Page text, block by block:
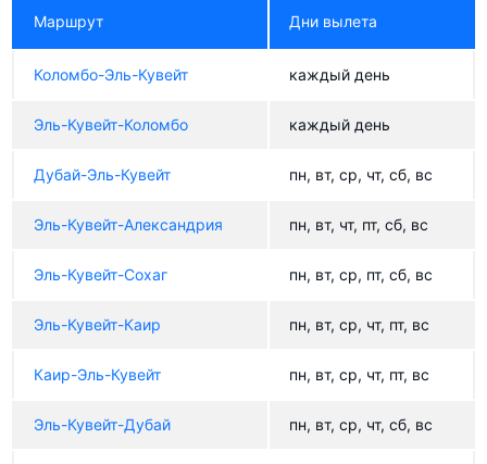
Маршрут Дни вылета
Коломбо-Эль-Кувейт каждый день
Эль-Кувейт-Коломбо каждый день
Дубай-Эль-Кувейт пн, вт, ср, чт, сб, вс
Эль-Кувейт-Александрия пн, вт, чт, пт, сб, вс
Эль-Кувейт-Сохаг пн, вт, ср, пт, сб, вс
Эль-Кувейт-Каир пн, вт, ср, чт, пт, вс
Каир-Эль-Кувейт пн, вт, ср, чт, пт, вс
Эль-Кувейт-Дубай пн, вт, ср, чт, сб, вс